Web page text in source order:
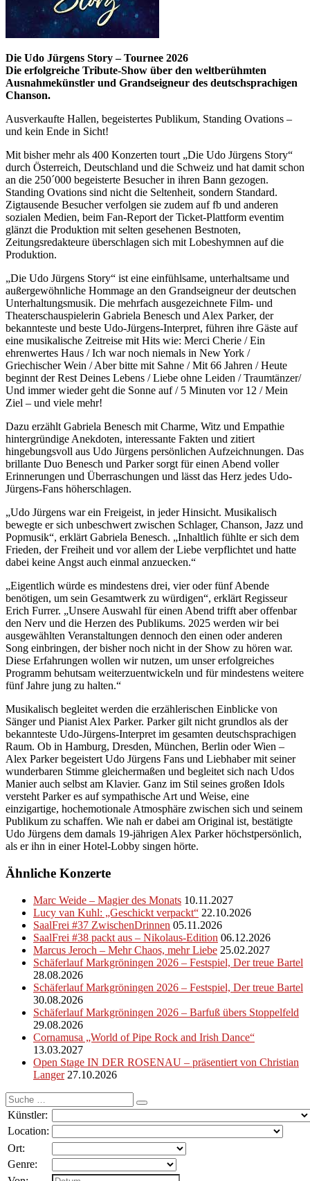
Die Udo Jürgens Story – Tournee 2026
Die erfolgreiche Tribute-Show über den weltberühmten
Ausnahmekünstler und Grandseigneur des deutschsprachigen
Chanson.
Ausverkaufte Hallen, begeistertes Publikum, Standing Ovations –
und kein Ende in Sicht!
Mit bisher mehr als 400 Konzerten tourt „Die Udo Jürgens Story“
durch Österreich, Deutschland und die Schweiz und hat damit schon
an die 250´000 begeisterte Besucher in ihren Bann gezogen.
Standing Ovations sind nicht die Seltenheit, sondern Standard.
Zigtausende Besucher verfolgen sie zudem auf fb und anderen
sozialen Medien, beim Fan-Report der Ticket-Plattform eventim
glänzt die Produktion mit selten gesehenen Bestnoten,
Zeitungsredakteure überschlagen sich mit Lobeshymnen auf die
Produktion.
„Die Udo Jürgens Story“ ist eine einfühlsame, unterhaltsame und
außergewöhnliche Hommage an den Grandseigneur der deutschen
Unterhaltungsmusik. Die mehrfach ausgezeichnete Film- und
Theaterschauspielerin Gabriela Benesch und Alex Parker, der
bekannteste und beste Udo-Jürgens-Interpret, führen ihre Gäste auf
eine musikalische Zeitreise mit Hits wie: Merci Cherie / Ein
ehrenwertes Haus / Ich war noch niemals in New York /
Griechischer Wein / Aber bitte mit Sahne / Mit 66 Jahren / Heute
beginnt der Rest Deines Lebens / Liebe ohne Leiden / Traumtänzer/
Und immer wieder geht die Sonne auf / 5 Minuten vor 12 / Mein
Ziel – und viele mehr!
Dazu erzählt Gabriela Benesch mit Charme, Witz und Empathie
hintergründige Anekdoten, interessante Fakten und zitiert
hingebungsvoll aus Udo Jürgens persönlichen Aufzeichnungen. Das
brillante Duo Benesch und Parker sorgt für einen Abend voller
Erinnerungen und Überraschungen und lässt das Herz jedes Udo-
Jürgens-Fans höherschlagen.
„Udo Jürgens war ein Freigeist, in jeder Hinsicht. Musikalisch
bewegte er sich unbeschwert zwischen Schlager, Chanson, Jazz und
Popmusik“, erklärt Gabriela Benesch. „Inhaltlich fühlte er sich dem
Frieden, der Freiheit und vor allem der Liebe verpflichtet und hatte
dabei keine Angst auch einmal anzuecken.“
„Eigentlich würde es mindestens drei, vier oder fünf Abende
benötigen, um sein Gesamtwerk zu würdigen“, erklärt Regisseur
Erich Furrer. „Unsere Auswahl für einen Abend trifft aber offenbar
den Nerv und die Herzen des Publikums. 2025 werden wir bei
ausgewählten Veranstaltungen dennoch den einen oder anderen
Song einbringen, der bisher noch nicht in der Show zu hören war.
Diese Erfahrungen wollen wir nutzen, um unser erfolgreiches
Programm behutsam weiterzuentwickeln und für mindestens weitere
fünf Jahre jung zu halten.“
Musikalisch begleitet werden die erzählerischen Einblicke von
Sänger und Pianist Alex Parker. Parker gilt nicht grundlos als der
bekannteste Udo-Jürgens-Interpret im gesamten deutschsprachigen
Raum. Ob in Hamburg, Dresden, München, Berlin oder Wien –
Alex Parker begeistert Udo Jürgens Fans und Liebhaber mit seiner
wunderbaren Stimme gleichermaßen und begleitet sich nach Udos
Manier auch selbst am Klavier. Ganz im Stil seines großen Idols
versteht Parker es auf sympathische Art und Weise, eine
einzigartige, hochemotionale Atmosphäre zwischen sich und seinem
Publikum zu schaffen. Wie nah er dabei am Original ist, bestätigte
Udo Jürgens dem damals 19-jährigen Alex Parker höchstpersönlich,
als er ihn in einer Hotel-Lobby singen hörte.
Ähnliche Konzerte
Marc Weide – Magier des Monats 10.11.2027
Lucy van Kuhl: „Geschickt verpackt“ 22.10.2026
SaalFrei #37 ZwischenDrinnen 05.11.2026
SaalFrei #38 packt aus – Nikolaus-Edition 06.12.2026
Marcus Jeroch – Mehr Chaos, mehr Liebe 25.02.2027
Schäferlauf Markgröningen 2026 – Festspiel, Der treue Bartel
28.08.2026
Schäferlauf Markgröningen 2026 – Festspiel, Der treue Bartel
30.08.2026
Schäferlauf Markgröningen 2026 – Barfuß übers Stoppelfeld
29.08.2026
Cornamusa „World of Pipe Rock and Irish Dance“
13.03.2027
Open Stage IN DER ROSENAU – präsentiert von Christian
Langer 27.10.2026
Suche
nach:
Künstler:
Location:
Ort:
Genre: